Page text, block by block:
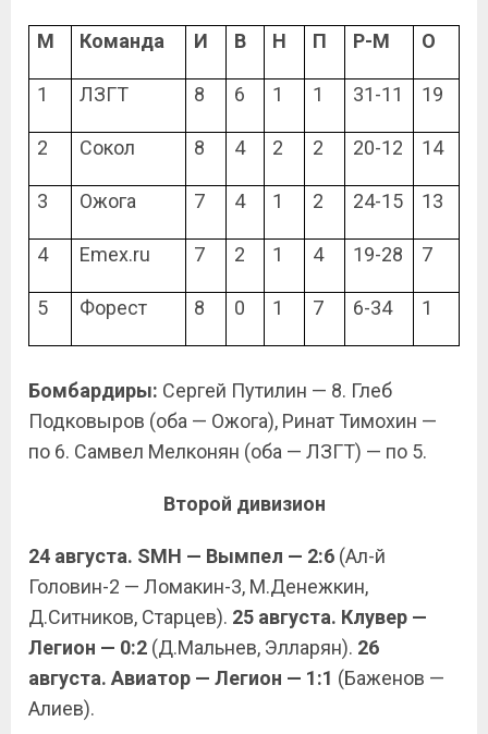
М Команда И В Н П Р-М О
1 ЛЗГТ 8 6 1 1 31-11 19
2 Сокол 8 4 2 2 20-12 14
3 Ожога 7 4 1 2 24-15 13
4 Emex.ru 7 2 1 4 19-28 7
5 Форест 8 0 1 7 6-34 1
Бомбардиры: Сергей Путилин — 8. Глеб
Подковыров (оба — Ожога), Ринат Тимохин —
по 6. Самвел Мелконян (оба — ЛЗГТ) — по 5.
Второй дивизион
24 августа. SMH — Вымпел — 2:6 (Ал-й
Головин-2 — Ломакин-3, М.Денежкин,
Д.Ситников, Старцев). 25 августа. Клувер —
Легион — 0:2 (Д.Мальнев, Элларян). 26
августа. Авиатор — Легион — 1:1 (Баженов —
Алиев).